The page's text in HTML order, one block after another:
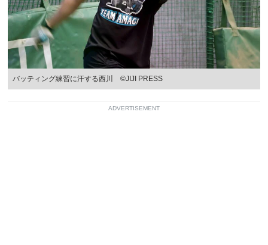
バッティング練習に汗する西川 ©︎JIJI PRESS
ADVERTISEMENT